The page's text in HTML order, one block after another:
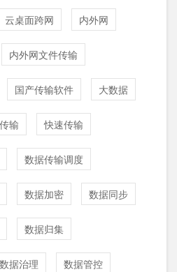
云桌面跨网 内外网
内外网文件传输
国产传输软件 大数据
输 快速传输
数据传输调度
数据加密 数据同步
数据归集
数据治理 数据管控